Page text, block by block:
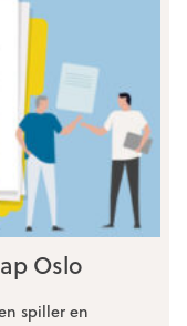
Oslo
spiller en